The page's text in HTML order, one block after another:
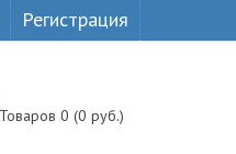
Регистрация
Товаров 0 (0 руб.)